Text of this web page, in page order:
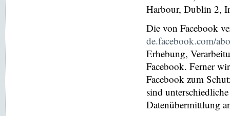
Harbour, Dublin 2,
Die von Facebook
de.facebook.com/
Erhebung,
Facebook. Ferner
Facebook zum
sind
Datenübermittlung